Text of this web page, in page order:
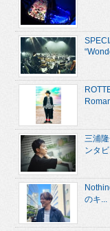
三浦
ンタ
のキ...